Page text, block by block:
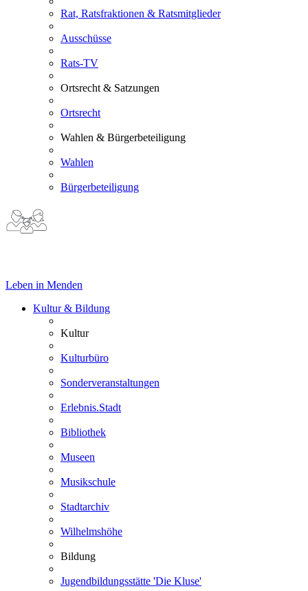
Rat, Ratsfraktionen & Ratsmitglieder
Ausschüsse
Rats-TV
Ortsrecht & Satzungen
Ortsrecht
Wahlen & Bürgerbeteiligung
Wahlen
Bürgerbeteiligung
Leben in Menden
Kultur & Bildung
Kultur
Kulturbüro
Sonderveranstaltungen
Erlebnis.Stadt
Bibliothek
Museen
Musikschule
Stadtarchiv
Wilhelmshöhe
Bildung
Jugendbildungsstätte 'Die Kluse'